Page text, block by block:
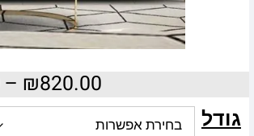
₪820.00
–
גודל